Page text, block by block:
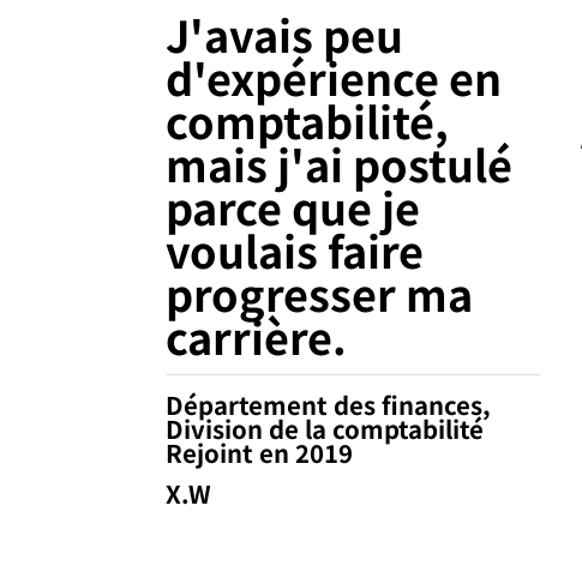
J'avais peu
d'expérience en
comptabilité,
mais j'ai postulé
parce que je
voulais faire
progresser ma
carrière.
Département des finances,
Division de la comptabilité
Rejoint en 2019
X.W